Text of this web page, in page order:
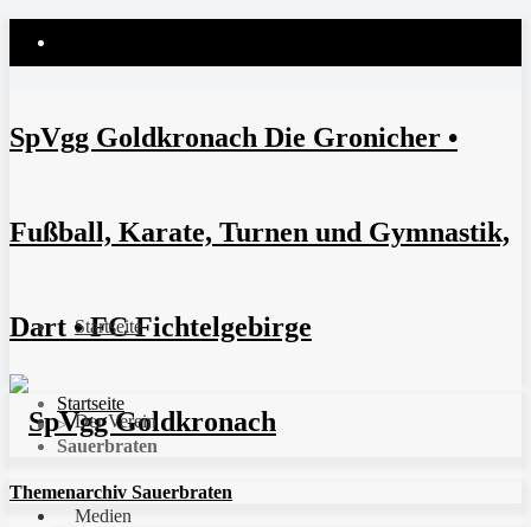
SpVgg Goldkronach Die Gronicher •
Fußball, Karate, Turnen und Gymnastik,
Dart • FC Fichtelgebirge
Startseite
Der Verein
Medien
Startseite
>
Sauerbraten
Themenarchiv Sauerbraten